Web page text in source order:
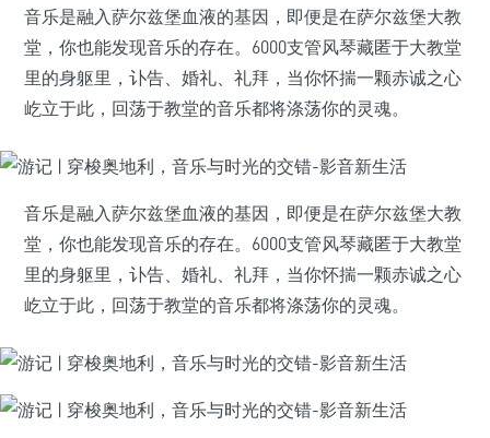
音乐是融入萨尔兹堡血液的基因，即便是在萨尔兹堡大教
堂，你也能发现音乐的存在。6000支管风琴藏匿于大教堂
里的身躯里，讣告、婚礼、礼拜，当你怀揣一颗赤诚之心
屹立于此，回荡于教堂的音乐都将涤荡你的灵魂。
音乐是融入萨尔兹堡血液的基因，即便是在萨尔兹堡大教
堂，你也能发现音乐的存在。6000支管风琴藏匿于大教堂
里的身躯里，讣告、婚礼、礼拜，当你怀揣一颗赤诚之心
屹立于此，回荡于教堂的音乐都将涤荡你的灵魂。